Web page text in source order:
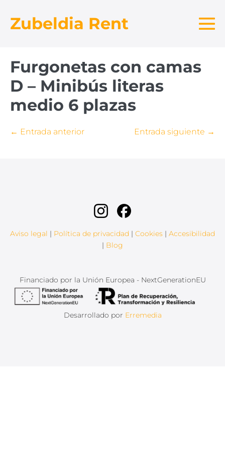
Zubeldia Rent
Furgonetas con camas
D – Minibús literas
medio 6 plazas
Navegación
← Entrada anterior Entrada siguiente →
Aviso legal | Política de privacidad | Cookies | Accesibilidad
| Blog
Financiado por la Unión Europea - NextGenerationEU
Desarrollado por Erremedia